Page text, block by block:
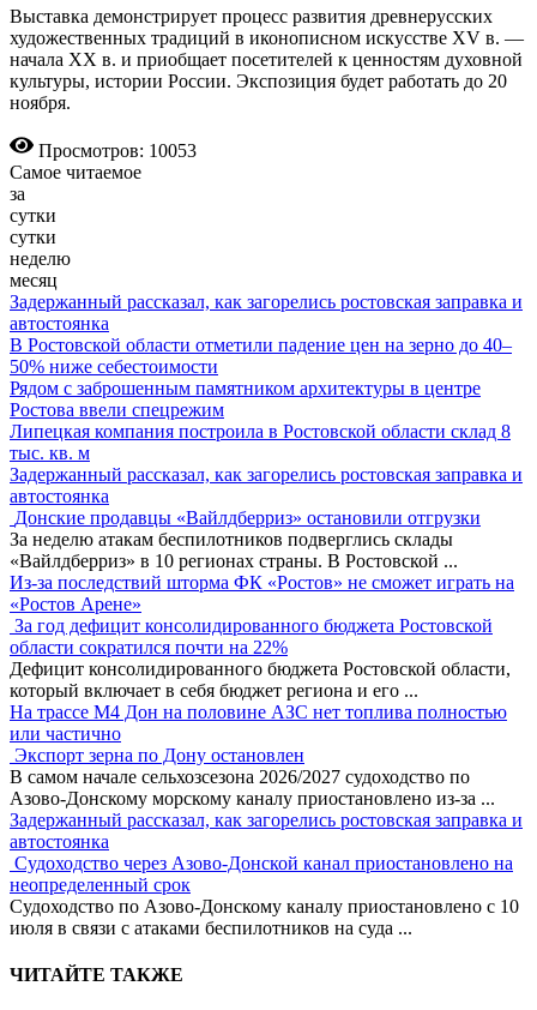
Выставка демонстрирует процесс развития древнерусских
художест­венных традиций в иконописном искусстве XV в. —
начала XX в. и приобщает посетителей к ценностям духовной
культуры, истории России. Экспозиция будет работать до 20
ноября.
Просмотров: 10053
Самое читаемое
за
сутки
сутки
неделю
месяц
Задержанный рассказал, как загорелись ростовская заправка и
автостоянка
В Ростовской области отметили падение цен на зерно до 40–
50% ниже себестоимости
Рядом с заброшенным памятником архитектуры в центре
Ростова ввели спецрежим
Липецкая компания построила в Ростовской области склад 8
тыс. кв. м
Задержанный рассказал, как загорелись ростовская заправка и
автостоянка
Донские продавцы «Вайлдберриз» остановили отгрузки
За неделю атакам беспилотников подверглись склады
«Вайлдберриз» в 10 регионах страны. В Ростовской ...
Из-за последствий шторма ФК «Ростов» не сможет играть на
«Ростов Арене»
За год дефицит консолидированного бюджета Ростовской
области сократился почти на 22%
Дефицит консолидированного бюджета Ростовской области,
который включает в себя бюджет региона и его ...
На трассе М4 Дон на половине АЗС нет топлива полностью
или частично
Экспорт зерна по Дону остановлен
В самом начале сельхозсезона 2026/2027 судоходство по
Азово-Донскому морскому каналу приостановлено из-за ...
Задержанный рассказал, как загорелись ростовская заправка и
автостоянка
Судоходство через Азово-Донской канал приостановлено на
неопределенный срок
Судоходство по Азово-Донскому каналу приостановлено с 10
июля в связи с атаками беспилотников на суда ...
ЧИТАЙТЕ ТАКЖЕ